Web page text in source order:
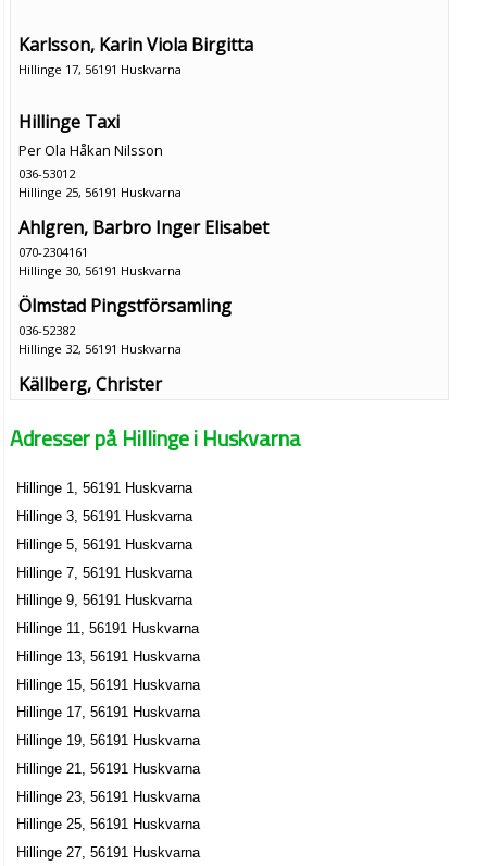
Karlsson, Karin Viola Birgitta
Hillinge 17, 56191 Huskvarna
Hillinge Taxi
Per Ola Håkan Nilsson
036-53012
Hillinge 25, 56191 Huskvarna
Ahlgren, Barbro Inger Elisabet
070-2304161
Hillinge 30, 56191 Huskvarna
Ölmstad Pingstförsamling
036-52382
Hillinge 32, 56191 Huskvarna
Källberg, Christer
Hillinge 9, 56191 Huskvarna
Johansson, Mats
036-53411
Hillinge 9, 56191 Huskvarna
Adresser på Hillinge i Huskvarna
Hillinge 1, 56191 Huskvarna
Hillinge 3, 56191 Huskvarna
Hillinge 5, 56191 Huskvarna
Hillinge 7, 56191 Huskvarna
Hillinge 9, 56191 Huskvarna
Hillinge 11, 56191 Huskvarna
Hillinge 13, 56191 Huskvarna
Hillinge 15, 56191 Huskvarna
Hillinge 17, 56191 Huskvarna
Hillinge 19, 56191 Huskvarna
Hillinge 21, 56191 Huskvarna
Hillinge 23, 56191 Huskvarna
Hillinge 25, 56191 Huskvarna
Hillinge 27, 56191 Huskvarna